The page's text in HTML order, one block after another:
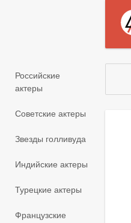
Российские
актеры
Советские актеры
Звезды голливуда
Индийские актеры
Турецкие актеры
Французские